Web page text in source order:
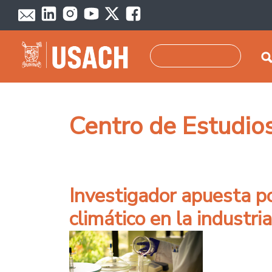
Pasar al contenido principal
Centro de
Investigador apuesta
climático en la